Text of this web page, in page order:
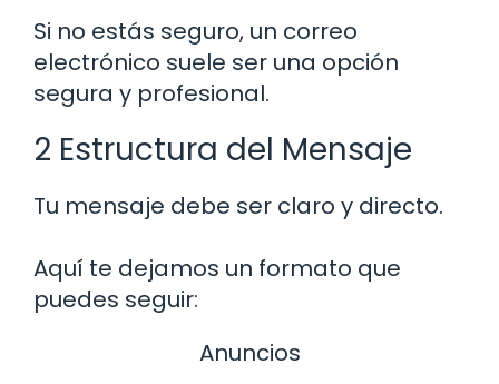
Si no estás seguro, un correo
electrónico suele ser una opción
segura y profesional.
2 Estructura del Mensaje
Tu mensaje debe ser claro y directo.
Aquí te dejamos un formato que
puedes seguir:
Anuncios